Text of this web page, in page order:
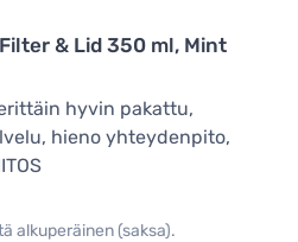
& Lid 350 ml, Mint
hyvin pakattu,
hieno yhteydenpito,
alkuperäinen (saksa).